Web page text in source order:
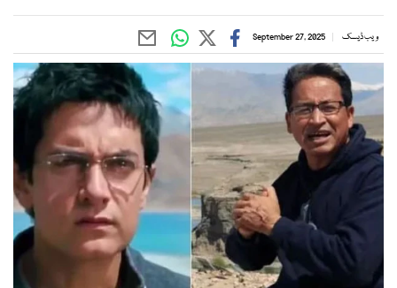
ویب ڈیسک September 27, 2025